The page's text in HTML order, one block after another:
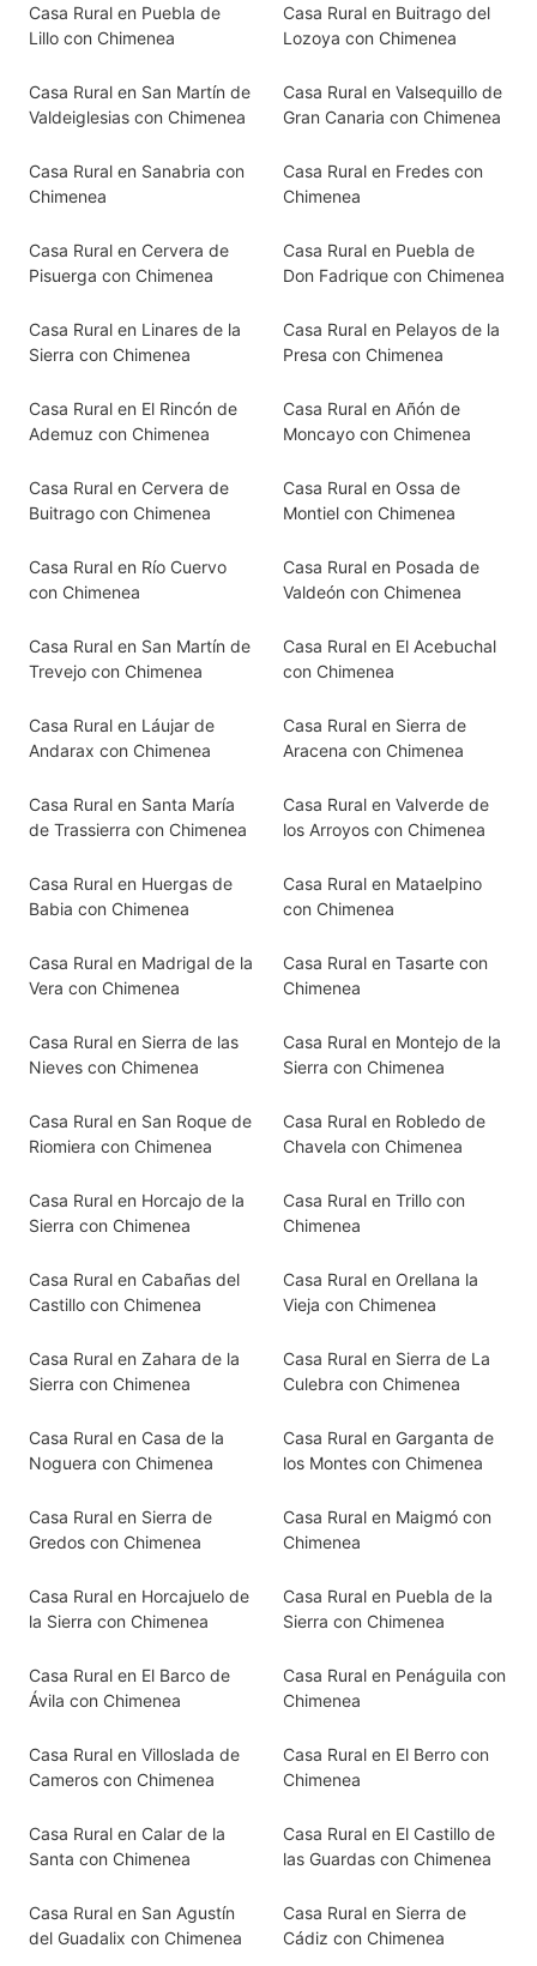
Casa Rural en Puebla de
Lillo con Chimenea
Casa Rural en Buitrago del
Lozoya con Chimenea
Casa Rural en San Martín de
Valdeiglesias con Chimenea
Casa Rural en Valsequillo de
Gran Canaria con Chimenea
Casa Rural en Sanabria con
Chimenea
Casa Rural en Fredes con
Chimenea
Casa Rural en Cervera de
Pisuerga con Chimenea
Casa Rural en Puebla de
Don Fadrique con Chimenea
Casa Rural en Linares de la
Sierra con Chimenea
Casa Rural en Pelayos de la
Presa con Chimenea
Casa Rural en El Rincón de
Ademuz con Chimenea
Casa Rural en Añón de
Moncayo con Chimenea
Casa Rural en Cervera de
Buitrago con Chimenea
Casa Rural en Ossa de
Montiel con Chimenea
Casa Rural en Río Cuervo
con Chimenea
Casa Rural en Posada de
Valdeón con Chimenea
Casa Rural en San Martín de
Trevejo con Chimenea
Casa Rural en El Acebuchal
con Chimenea
Casa Rural en Láujar de
Andarax con Chimenea
Casa Rural en Sierra de
Aracena con Chimenea
Casa Rural en Santa María
de Trassierra con Chimenea
Casa Rural en Valverde de
los Arroyos con Chimenea
Casa Rural en Huergas de
Babia con Chimenea
Casa Rural en Mataelpino
con Chimenea
Casa Rural en Madrigal de la
Vera con Chimenea
Casa Rural en Tasarte con
Chimenea
Casa Rural en Sierra de las
Nieves con Chimenea
Casa Rural en Montejo de la
Sierra con Chimenea
Casa Rural en San Roque de
Riomiera con Chimenea
Casa Rural en Robledo de
Chavela con Chimenea
Casa Rural en Horcajo de la
Sierra con Chimenea
Casa Rural en Trillo con
Chimenea
Casa Rural en Cabañas del
Castillo con Chimenea
Casa Rural en Orellana la
Vieja con Chimenea
Casa Rural en Zahara de la
Sierra con Chimenea
Casa Rural en Sierra de La
Culebra con Chimenea
Casa Rural en Casa de la
Noguera con Chimenea
Casa Rural en Garganta de
los Montes con Chimenea
Casa Rural en Sierra de
Gredos con Chimenea
Casa Rural en Maigmó con
Chimenea
Casa Rural en Horcajuelo de
la Sierra con Chimenea
Casa Rural en Puebla de la
Sierra con Chimenea
Casa Rural en El Barco de
Ávila con Chimenea
Casa Rural en Penáguila con
Chimenea
Casa Rural en Villoslada de
Cameros con Chimenea
Casa Rural en El Berro con
Chimenea
Casa Rural en Calar de la
Santa con Chimenea
Casa Rural en El Castillo de
las Guardas con Chimenea
Casa Rural en San Agustín
del Guadalix con Chimenea
Casa Rural en Sierra de
Cádiz con Chimenea